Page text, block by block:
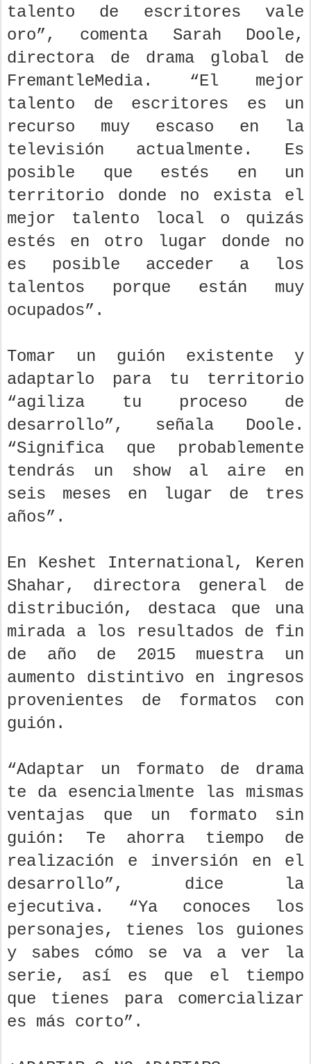
talento de escritores vale
oro”, comenta Sarah Doole,
directora de drama global de
FremantleMedia. “El mejor
talento de escritores es un
recurso muy escaso en la
televisión actualmente. Es
posible que estés en un
territorio donde no exista el
mejor talento local o quizás
estés en otro lugar donde no
es posible acceder a los
talentos porque están muy
ocupados”.
Tomar un guión existente y
adaptarlo para tu territorio
“agiliza tu proceso de
desarrollo”, señala Doole.
“Significa que probablemente
tendrás un show al aire en
seis meses en lugar de tres
años”.
En Keshet International, Keren
Shahar, directora general de
distribución, destaca que una
mirada a los resultados de fin
de año de 2015 muestra un
aumento distintivo en ingresos
provenientes de formatos con
guión.
“Adaptar un formato de drama
te da esencialmente las mismas
ventajas que un formato sin
guión: Te ahorra tiempo de
realización e inversión en el
desarrollo”, dice la
ejecutiva. “Ya conoces los
personajes, tienes los guiones
y sabes cómo se va a ver la
serie, así es que el tiempo
que tienes para comercializar
es más corto”.